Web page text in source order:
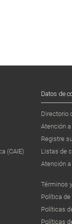
(CAIE)
Datos de
Directorio
Atención
Registre
Listas de
Atención
Términos
Política
Políticas
Políticas